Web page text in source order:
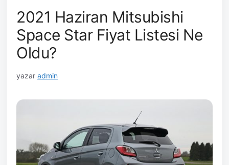
2021 Haziran Mitsubishi
Space Star Fiyat Listesi Ne
Oldu?
yazar admin